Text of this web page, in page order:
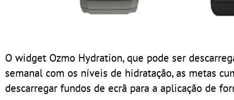
O widget Ozmo Hydration, que pode ser
semanal com os níveis de hidratação, as metas
descarregar fundos de ecrã para a aplicação de